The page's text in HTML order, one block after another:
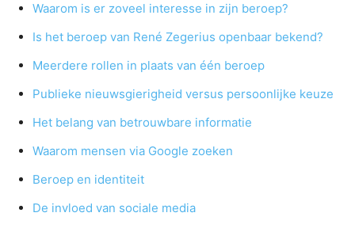
Waarom is er zoveel interesse in zijn beroep?
Is het beroep van René Zegerius openbaar bekend?
Meerdere rollen in plaats van één beroep
Publieke nieuwsgierigheid versus persoonlijke keuze
Het belang van betrouwbare informatie
Waarom mensen via Google zoeken
Beroep en identiteit
De invloed van sociale media